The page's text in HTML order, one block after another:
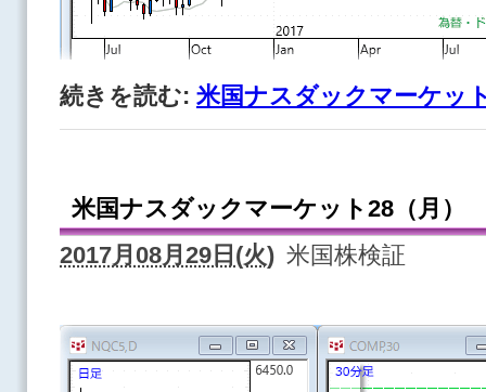
続きを読む: 米国ナスダックマーケッ
米国ナスダックマーケット28（月）
2017月08月29日(火) 米国株検証